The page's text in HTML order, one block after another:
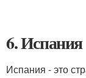
6. Испания
Испания - это